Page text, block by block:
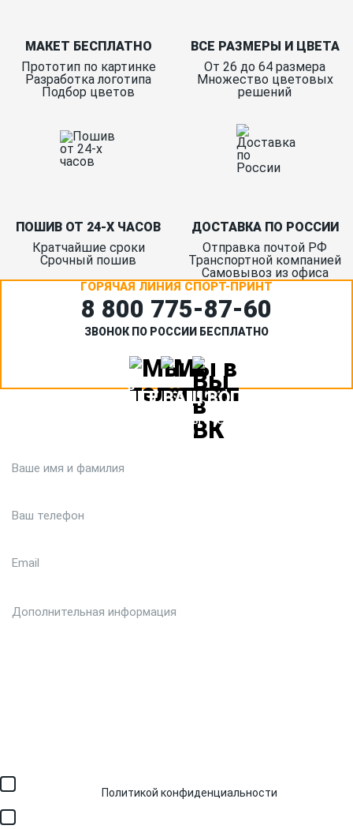
МАКЕТ БЕСПЛАТНО
Прототип по картинке
Разработка логотипа
Подбор цветов
ВСЕ РАЗМЕРЫ И ЦВЕТА
От 26 до 64 размера
Множество цветовых
решений
ПОШИВ ОТ 24-Х ЧАСОВ
Кратчайшие сроки
Срочный пошив
ДОСТАВКА ПО РОССИИ
Отправка почтой РФ
Транспортной компанией
Самовывоз из офиса
ГОРЯЧАЯ ЛИНИЯ СПОРТ-ПРИНТ
8 800 775‑87-60
ЗВОНОК ПО РОССИИ БЕСПЛАТНО
ЗАДАЙТЕ ВАШ ВОПРОС
Или кратко опишите ситуацию. Мы очень быстро свяжемся с
вами :)
Политикой конфиденциальности